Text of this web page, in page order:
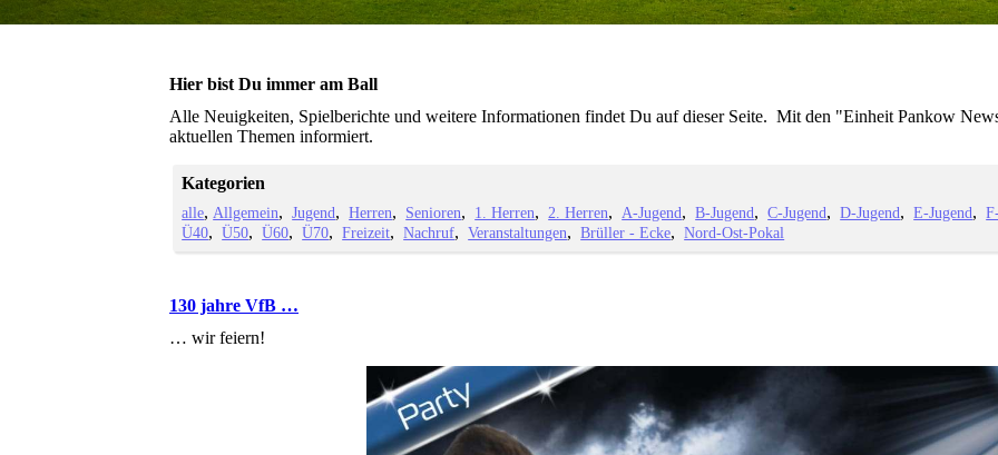
Hier bist Du immer am Ball
Alle Neuigkeiten, Spielberichte und weitere Informationen findet Du auf dieser Seite. Mit den "Einheit Pankow
aktuellen Themen informiert.
Kategorien
alle Allgemein Jugend Herren Senioren 1. Herren 2. Herren A-Jugend B-Jugend C-Jugend D-Jugend E-Jugend
Ü40
Ü50 Ü60 Ü70 Freizeit Nachruf Veranstaltungen Brüller - Ecke Nord-Ost-Pokal
130 jahre VfB …
… wir feiern!